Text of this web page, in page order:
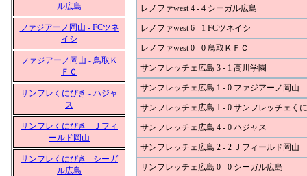
ル広島
ファジアーノ岡山 - FCツネ
イシ
ファジアーノ岡山 - 鳥取Ｋ
ＦＣ
サンフレくにびき - ハジャ
ス
サンフレくにびき - Ｊフィ
ールド岡山
サンフレくにびき - シーガ
ル広島
レノファwest 4 - 4 シーガル広島
レノファwest 6 - 1 FCツネイシ
レノファwest 0 - 0 鳥取ＫＦＣ
サンフレッチェ広島 3 - 1 高川学園
サンフレッチェ広島 1 - 0 ファジアーノ岡山
サンフレッチェ広島 1 - 0 サンフレッチェく
サンフレッチェ広島 4 - 0 ハジャス
サンフレッチェ広島 2 - 2 Ｊフィールド岡山
サンフレッチェ広島 0 - 0 シーガル広島